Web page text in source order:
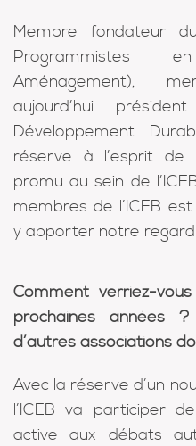
Membre fondateur
Programmistes
Aménagement),
aujourd’hui
Développement
réserve à l’esprit
promu au sein de
membres de l’ICEB
y apporter notre
Comment verriez-
prochaines années
d’autres associations
Avec la réserve d’un
l’ICEB va participer
active aux débats